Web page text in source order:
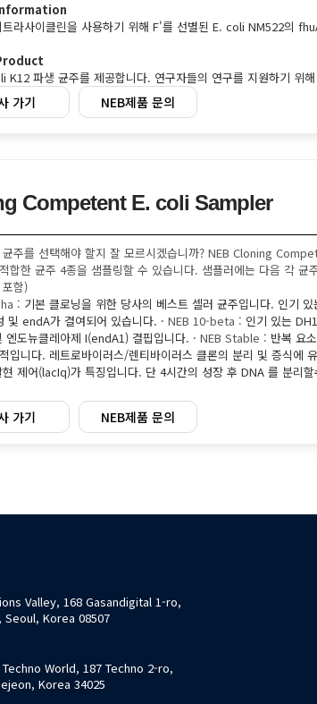
트라사이클린을 사용하기 위해 F'를 선별된 E. coli NM522의
K12 파생 균주를 제공합니다. 연구자들의 연구를 지원하기 위
가기 NEB제품 문의
Competent E. coli Sampler
균주를 선택해야 할지 잘 모르시겠습니까? NEB Cloning
합한 균주 4종을 샘플링할 수 있습니다. 샘플러에는 다음 각
함)
: 기본 클로닝을 위한 당사의 베스트 셀러 균주입니다. 인기
및 endA가 결여되어 있습니다. · NEB 10-beta : 인기 있는
엔도뉴클레아제 I(endA1) 결핍입니다. · NEB Stable : 반복 요
입니다. 레트로바이러스/렌티바이러스 클론의 분리 및 증식에
제어(lacIq)가 특징입니다. 단 4시간의 성장 후 DNA 를 분리
가기 NEB제품 문의
Valley, 168 Gasandigital 1-ro,
Korea 08507
World, 187 Techno 2-ro,
Korea 34025